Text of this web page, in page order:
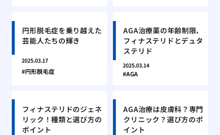
円形脱毛症を乗り越えた
芸能人たちの輝き
2025.03.17
円形脱毛症
AGA治療薬の年齢制限、
フィナステリドとデュタ
ステリド
2025.03.14
AGA
フィナステリドのジェネ
リック！種類と選び方の
ポイント
AGA治療は皮膚科？専門
クリニック？選び方のポ
イント